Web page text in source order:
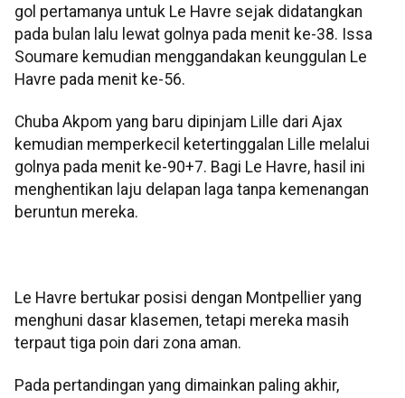
gol pertamanya untuk Le Havre sejak didatangkan
pada bulan lalu lewat golnya pada menit ke-38. Issa
Soumare kemudian menggandakan keunggulan Le
Havre pada menit ke-56.
Chuba Akpom yang baru dipinjam Lille dari Ajax
kemudian memperkecil ketertinggalan Lille melalui
golnya pada menit ke-90+7. Bagi Le Havre, hasil ini
menghentikan laju delapan laga tanpa kemenangan
beruntun mereka.
Le Havre bertukar posisi dengan Montpellier yang
menghuni dasar klasemen, tetapi mereka masih
terpaut tiga poin dari zona aman.
Pada pertandingan yang dimainkan paling akhir,